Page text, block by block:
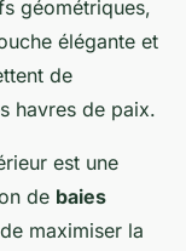
géométriques,
élégante et
de
havres de paix.
est une
de baies
maximiser la